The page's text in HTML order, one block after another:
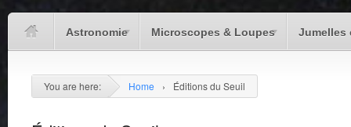
Astronomie Microscopes & Loupes Jumelles
You are here: Home › Éditions du Seuil